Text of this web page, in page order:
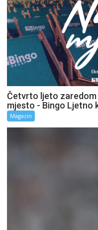
Četvrto ljeto
mjesto - Bingo Ljetno
Magazin